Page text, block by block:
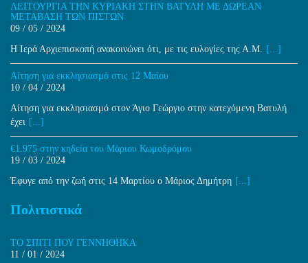
ΛΕΙΤΟΥΡΓΙΑ ΤΗΝ ΚΥΡΙΑΚΗ ΣΤΗΝ ΒΑΤΥΛΗ ΜΕ ΔΩΡΕΑΝ
ΜΕΤΑΒΑΣΗ ΤΩΝ ΠΙΣΤΩΝ
09 / 05 / 2024
Η Ιερά Αρχιεπισκοπή ανακοινώνει ότι, με τις ευλογίες της Α.Μ.
[...]
Αίτηση για εκκλησιασμό στις 12 Μαίου
10 / 04 / 2024
Αίτηση για εκκλησιασμό στον Άγιο Γεώργιο στην κατεχόμενη Βατυλή
έχει [...]
€1.975 στην κηδεία του Μάριου Κωμοδρόμου
19 / 03 / 2024
Έφυγε από την ζωή στις 14 Μαρτίου ο Μάριος Δημήτρη [...]
Πολιτιστικά
ΤΟ ΣΠΙΤΙ ΠΟΥ ΓΕΝΝΗΘΗΚΑ
11 / 01 / 2024